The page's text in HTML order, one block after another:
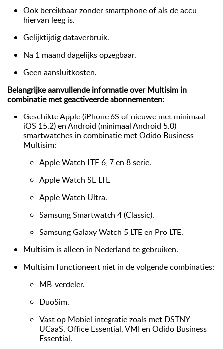
Ook bereikbaar zonder smartphone of als de accu
hiervan leeg is.
Gelijktijdig dataverbruik.
Na 1 maand dagelijks opzegbaar.
Geen aansluitkosten.
Belangrijke aanvullende informatie over Multisim in
combinatie met geactiveerde abonnementen:
Geschikte Apple (iPhone 6S of nieuwe met minimaal
iOS 15.2) en Android (minimaal Android 5.0)
smartwatches in combinatie met Odido Business
Multisim:
Apple Watch LTE 6, 7 en 8 serie.
Apple Watch SE LTE.
Apple Watch Ultra.
Samsung Smartwatch 4 (Classic).
Samsung Galaxy Watch 5 LTE en Pro LTE.
Multisim is alleen in Nederland te gebruiken.
Multisim functioneert niet in de volgende combinaties:
MB-verdeler.
DuoSim.
Vast op Mobiel integratie zoals met DSTNY
UCaaS, Office Essential, VMI en Odido Business
Essential.